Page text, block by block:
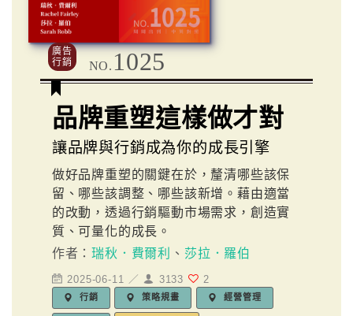
廣告
行銷
NO. 1025
品牌重塑這樣做才對
讓品牌與行銷成為你的成長引擎
做好品牌重塑的關鍵在於，釐清哪些該保
留、哪些該調整、哪些該新增。藉由適當
的改動，透過行銷驅動市場需求，創造實
質、可量化的成長。
作者：瑞秋．費爾利 、 莎拉．羅伯
2025-06-11 ／ 3133 2
行銷 策略規畫 經營管理